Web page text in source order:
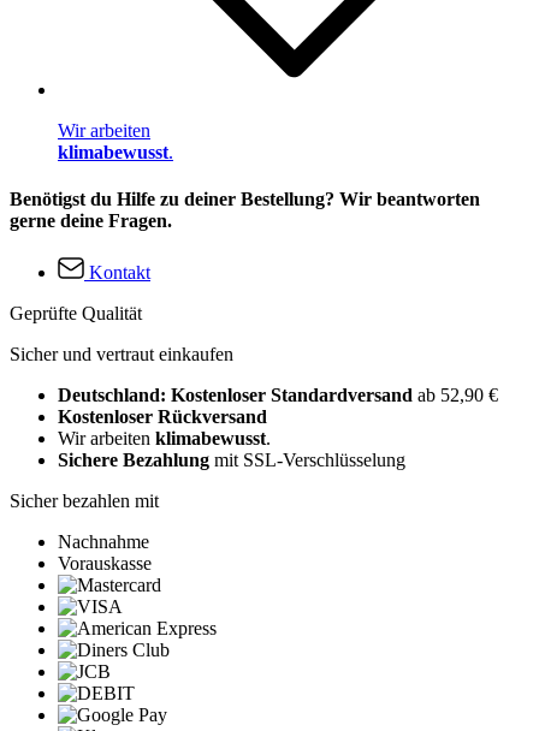
Wir arbeiten
klimabewusst.
Benötigst du Hilfe zu deiner Bestellung? Wir beantworten
gerne deine Fragen.
Kontakt
Geprüfte Qualität
Sicher und vertraut einkaufen
Deutschland: Kostenloser Standardversand ab 52,90 €
Kostenloser Rückversand
Wir arbeiten klimabewusst.
Sichere Bezahlung mit SSL-Verschlüsselung
Sicher bezahlen mit
Nachnahme
Vorauskasse